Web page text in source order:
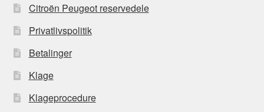
Citroën Peugeot reservedele
Privatlivspolitik
Betalinger
Klage
Klageprocedure